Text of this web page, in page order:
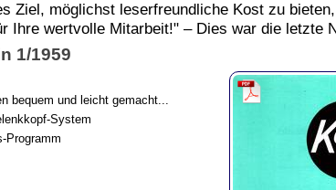
Ziel, möglichst leserfreundliche Kost zu
Ihre wertvolle Mitarbeit!" – Dies war die letzte
1/1959
bequem und leicht gemacht...
System
Programm